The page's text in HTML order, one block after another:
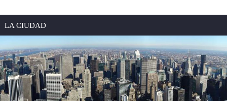
LA CIUDAD